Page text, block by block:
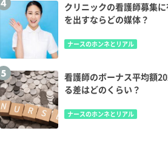
クリニックの看護師募集
を出すならどの媒体？
ナースのホンネとリアル
看護師のボーナス平均額
る差はどのくらい？
ナースのホンネとリアル